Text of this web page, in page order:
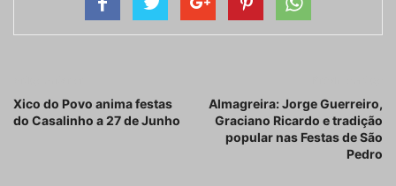
Xico do Povo anima festas
do Casalinho a 27 de Junho
Almagreira: Jorge Guerreiro,
Graciano Ricardo e tradição
popular nas Festas de São
Pedro